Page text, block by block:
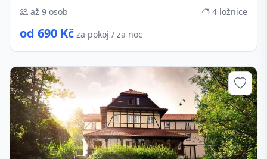
až 9 osob
4 ložnice
od 690 Kč za pokoj / za noc